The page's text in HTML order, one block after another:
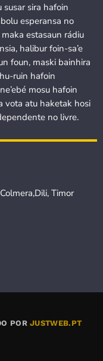
sira hafoin
esperansa no
estasaun rádiu
halibur foin-sa’e
foun, maski bainhira
ruin hafoin
mosu hafoin
vota atu haketak hosi
no livre.
Timor
PORJUSTWEB.PT